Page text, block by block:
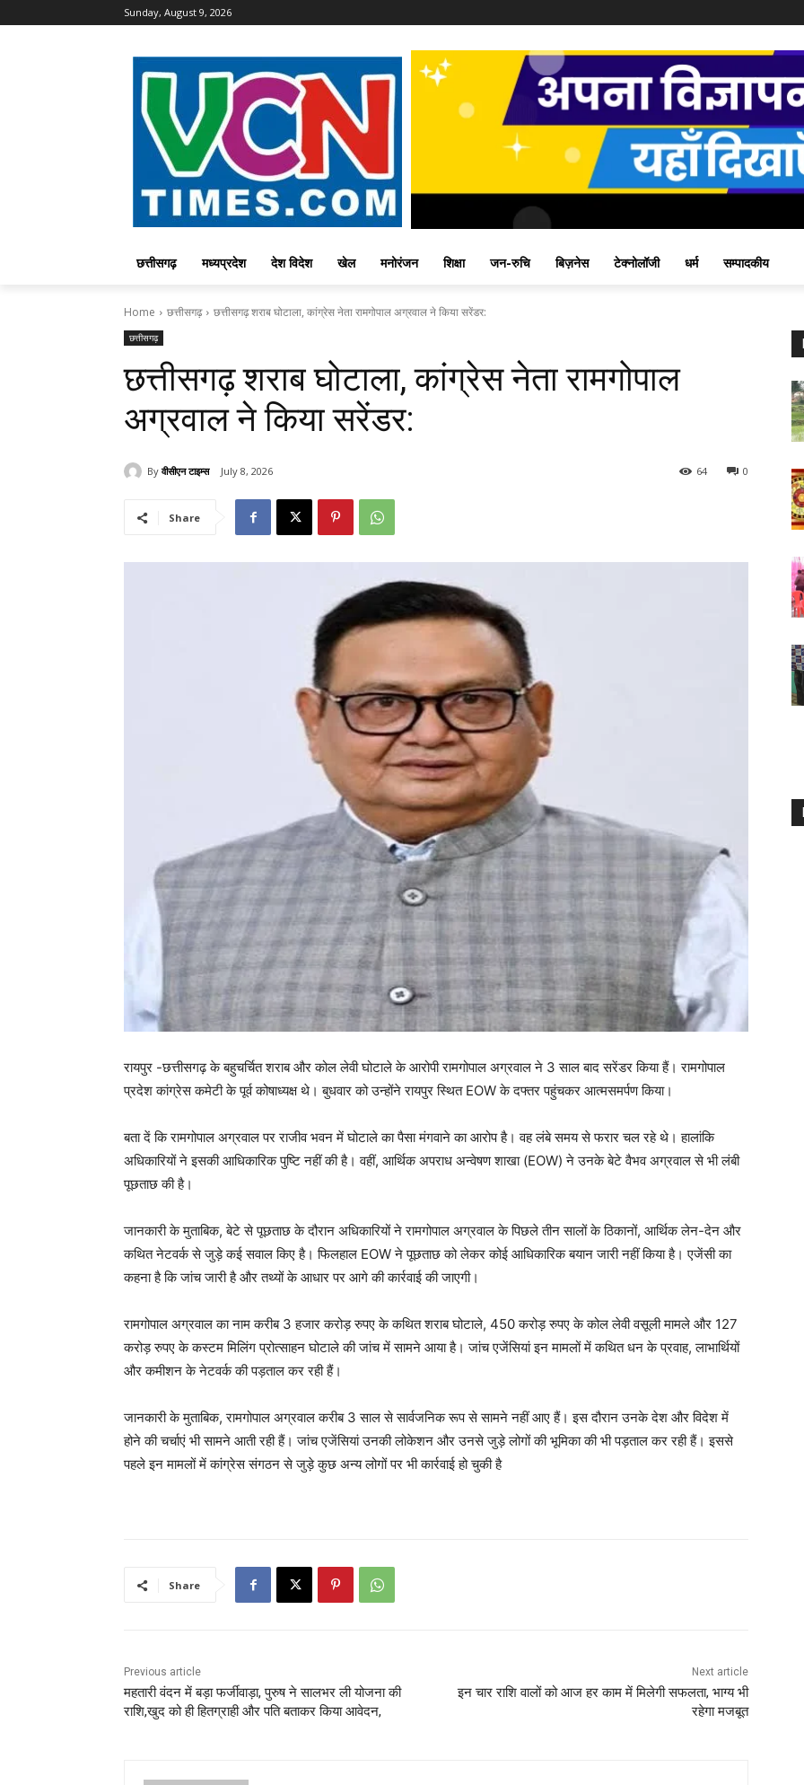
Sunday, August 9, 2026
छत्तीसगढ़ मध्यप्रदेश देश विदेश खेल मनोरंजन शिक्षा जन-रुचि बिज़नेस टेक्नोलॉजी धर्म सम्पादकीय
Home छत्तीसगढ़ छत्तीसगढ़ शराब घोटाला, कांग्रेस नेता रामगोपाल अग्रवाल ने किया सरेंडर:
छत्तीसगढ़
छत्तीसगढ़ शराब घोटाला, कांग्रेस नेता रामगोपाल
अग्रवाल ने किया सरेंडर:
By वीसीएन टाइम्स July 8, 2026 0
64
Share
रायपुर -छत्तीसगढ़ के बहुचर्चित शराब और कोल लेवी घोटाले के आरोपी रामगोपाल अग्रवाल ने 3 साल बाद सरेंडर किया हैं। रामगोपाल
प्रदेश कांग्रेस कमेटी के पूर्व कोषाध्यक्ष थे। बुधवार को उन्होंने रायपुर स्थित EOW के दफ्तर पहुंचकर आत्मसमर्पण किया।
बता दें कि रामगोपाल अग्रवाल पर राजीव भवन में घोटाले का पैसा मंगवाने का आरोप है। वह लंबे समय से फरार चल रहे थे। हालांकि
अधिकारियों ने इसकी आधिकारिक पुष्टि नहीं की है। वहीं, आर्थिक अपराध अन्वेषण शाखा (EOW) ने उनके बेटे वैभव अग्रवाल से भी लंबी
पूछताछ की है।
जानकारी के मुताबिक, बेटे से पूछताछ के दौरान अधिकारियों ने रामगोपाल अग्रवाल के पिछले तीन सालों के ठिकानों, आर्थिक लेन-देन और
कथित नेटवर्क से जुड़े कई सवाल किए है। फिलहाल EOW ने पूछताछ को लेकर कोई आधिकारिक बयान जारी नहीं किया है। एजेंसी का
कहना है कि जांच जारी है और तथ्यों के आधार पर आगे की कार्रवाई की जाएगी।
रामगोपाल अग्रवाल का नाम करीब 3 हजार करोड़ रुपए के कथित शराब घोटाले, 450 करोड़ रुपए के कोल लेवी वसूली मामले और 127
करोड़ रुपए के कस्टम मिलिंग प्रोत्साहन घोटाले की जांच में सामने आया है। जांच एजेंसियां इन मामलों में कथित धन के प्रवाह, लाभार्थियों
और कमीशन के नेटवर्क की पड़ताल कर रही हैं।
जानकारी के मुताबिक, रामगोपाल अग्रवाल करीब 3 साल से सार्वजनिक रूप से सामने नहीं आए हैं। इस दौरान उनके देश और विदेश में
होने की चर्चाएं भी सामने आती रही हैं। जांच एजेंसियां उनकी लोकेशन और उनसे जुड़े लोगों की भूमिका की भी पड़ताल कर रही हैं। इससे
पहले इन मामलों में कांग्रेस संगठन से जुड़े कुछ अन्य लोगों पर भी कार्रवाई हो चुकी है
Share
Previous article
महतारी वंदन में बड़ा फर्जीवाड़ा, पुरुष ने सालभर ली योजना की
राशि,खुद को ही हितग्राही और पति बताकर किया आवेदन,
Next article
इन चार राशि वालों को आज हर काम में मिलेगी सफलता, भाग्य भी
रहेगा मजबूत